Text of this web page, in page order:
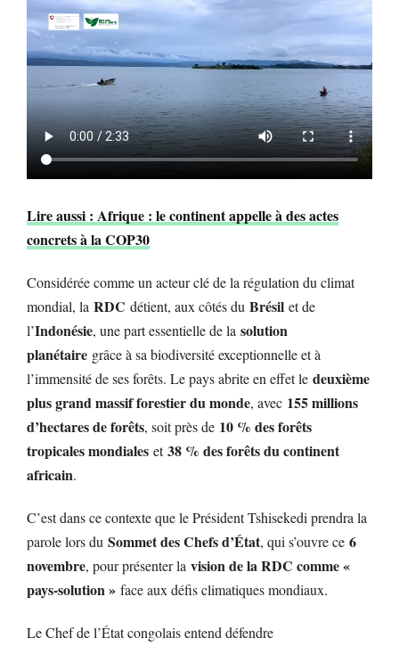
Lire aussi : Afrique : le continent appelle à des actes
concrets à la COP30
Considérée comme un acteur clé de la régulation du climat
mondial, la RDC détient, aux côtés du Brésil et de
l’Indonésie, une part essentielle de la solution
planétaire grâce à sa biodiversité exceptionnelle et à
l’immensité de ses forêts. Le pays abrite en effet le deuxième
plus grand massif forestier du monde, avec 155 millions
d’hectares de forêts, soit près de 10 % des forêts
tropicales mondiales et38 % des forêts du continent
africain.
C’est dans ce contexte que le Président Tshisekedi prendra la
parole lors du Sommet des Chefs d’État, qui s’ouvre ce 6
novembre, pour présenter la vision de la RDC comme «
pays-solution » face aux défis climatiques mondiaux.
Le Chef de l’État congolais entend défendre